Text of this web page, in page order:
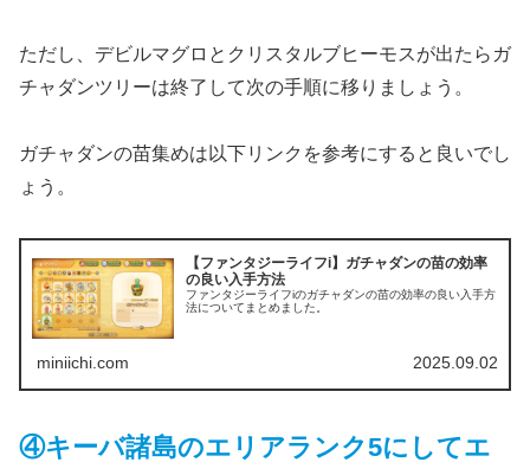
ただし、デビルマグロとクリスタルブヒーモスが出たらガ
チャダンツリーは終了して次の手順に移りましょう。
ガチャダンの苗集めは以下リンクを参考にすると良いでし
ょう。
【ファンタジーライフi】ガチャダンの苗の効率
の良い入手方法
ファンタジーライフiのガチャダンの苗の効率の良い入手方
法についてまとめました。
miniichi.com 2025.09.02
④キーバ諸島のエリアランク5にしてエ